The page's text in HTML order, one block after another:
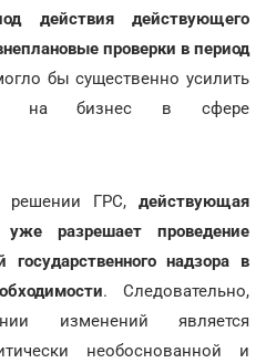
действия действующего
проверки в период
бы существенно усилить
на бизнес в сфере
решении ГРС, действующая
уже разрешает проведение
государственного надзора в
. Следовательно,
изменений является
необоснованной и